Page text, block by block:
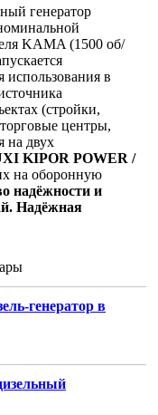
генератор
KAMA (1500 об/
использования в
(стройки,
центры,
на двух
KIPOR POWER /
на оборонную
надёжности и
Надёжная
генератор в